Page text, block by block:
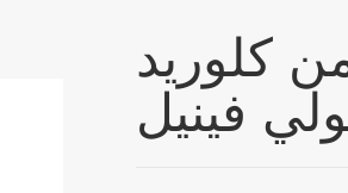
كلوريد
فينيل